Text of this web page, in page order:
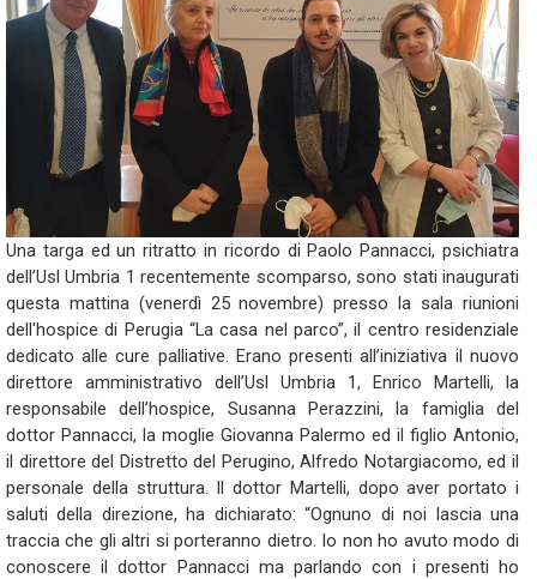
Una targa ed un ritratto in ricordo di Paolo Pannacci, psichiatra
dell’Usl Umbria 1 recentemente scomparso, sono stati inaugurati
questa mattina (venerdì 25 novembre) presso la sala riunioni
dell'hospice di Perugia “La casa nel parco”, il centro residenziale
dedicato alle cure palliative. Erano presenti all’iniziativa il nuovo
direttore amministrativo dell’Usl Umbria 1, Enrico Martelli, la
responsabile dell’hospice, Susanna Perazzini, la famiglia del
dottor Pannacci, la moglie Giovanna Palermo ed il figlio Antonio,
il direttore del Distretto del Perugino, Alfredo Notargiacomo, ed il
personale della struttura. Il dottor Martelli, dopo aver portato i
saluti della direzione, ha dichiarato: “Ognuno di noi lascia una
traccia che gli altri si porteranno dietro. Io non ho avuto modo di
conoscere il dottor Pannacci ma parlando con i presenti ho